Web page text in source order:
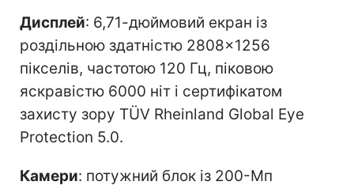
Дисплей: 6,71-дюймовий екран із
роздільною здатністю 2808×1256
пікселів, частотою 120 Гц, піковою
яскравістю 6000 ніт і сертифікатом
захисту зору TÜV Rheinland Global Eye
Protection 5.0.
Камери: потужний блок із 200-Мп